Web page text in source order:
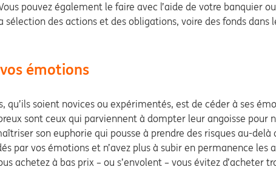
pouvez également le faire avec l’aide de votre banquier
des actions et des obligations, voire des fonds dans
émotions
qu’ils soient novices ou expérimentés, est de céder à ses
sont ceux qui parviennent à dompter leur angoisse pour
son euphorie qui pousse à prendre des risques au-
par vos émotions et n’avez plus à subir en permanence
achetez à bas prix – ou s’envolent – vous évitez d’acheter